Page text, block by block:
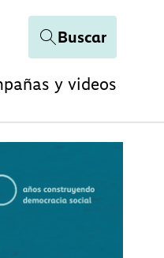
Buscar
y videos